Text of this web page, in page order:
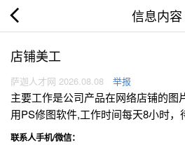
信息内容
店铺美工
萨迦人才网 2026.08.08 举报
主要工作是公司产品在网络店铺的图
用PS修图软件,工作时间每天8小时，
联系人手机/微信：